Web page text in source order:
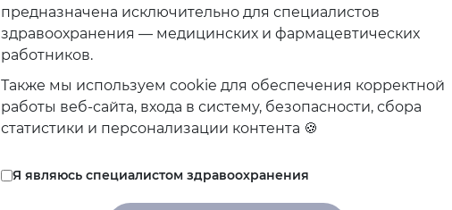
предназначена исключительно для специалистов
здравоохранения — медицинских и фармацевтических
работников.
Также мы используем cookie для обеспечения корректной
работы веб-сайта, входа в систему, безопасности, сбора
статистики и персонализации контента 🍪
Я являюсь специалистом здравоохранения